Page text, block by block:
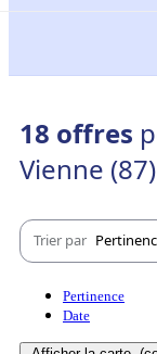
18 offres
Vienne (87)
Trier par
Pertinence
Date